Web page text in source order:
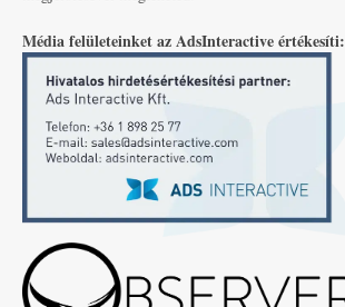
Média felületeinket az AdsInteractive értékesíti: